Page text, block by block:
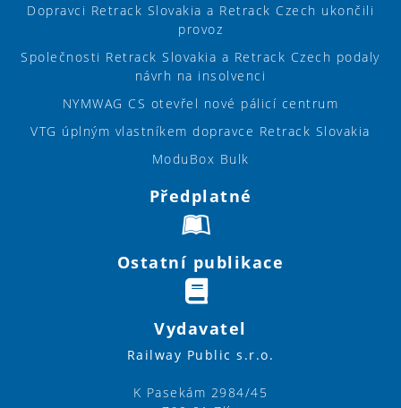
Dopravci Retrack Slovakia a Retrack Czech ukončili
provoz
Společnosti Retrack Slovakia a Retrack Czech podaly
návrh na insolvenci
NYMWAG CS otevřel nové pálicí centrum
VTG úplným vlastníkem dopravce Retrack Slovakia
ModuBox Bulk
Předplatné
Ostatní publikace
Vydavatel
Railway Public s.r.o.
K Pasekám 2984/45